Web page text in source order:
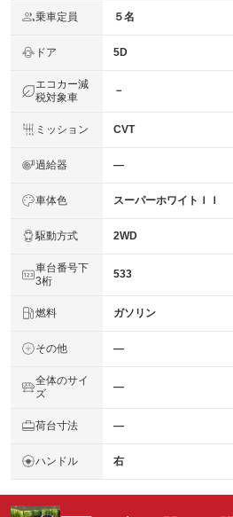
乗車定員 ５名
ドア 5D
エコカー減
税対象車
－
ミッション CVT
過給器 ―
車体色 スーパーホワイトＩＩ
駆動方式 2WD
車台番号下
3桁
533
燃料 ガソリン
その他 ―
全体のサイ
ズ
―
荷台寸法 ―
ハンドル 右